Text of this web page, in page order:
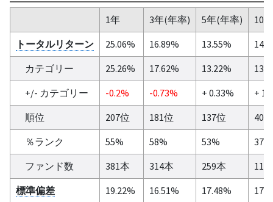
1年 3年(年率) 5年(年率)
10
トータルリターン
25.06% 16.89% 13.55%
カテゴリー
25.26% 17.62% 13.22%
+/- カテゴリー
-0.2% -0.73% + 0.33%
+
順位
207位 181位 137位
40位
％ランク
55% 58% 53%
37%
ファンド数
381本 314本 259本
111
標準偏差
19.22% 16.51% 17.48%